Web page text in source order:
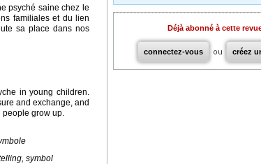
psyché saine chez le
familiales et du lien
sa place dans nos
in young children.
and exchange, and
grow up.
symbol
Déjà abonné à cette
connectez-vous ou créez